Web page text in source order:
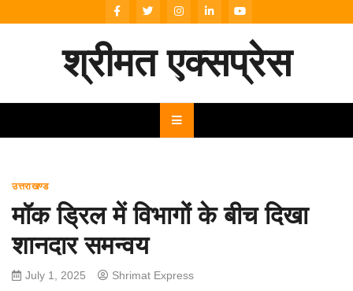
to
श्रीमत एक्सप्रेस
उत्तराखण्ड
मॉक ड्रिल में विभागों के बीच दिखा
शानदार समन्वय
July 1, 2025 Shrimat Express